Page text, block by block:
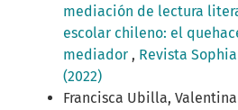
mediación de lectura
escolar chileno: el
mediador , Revista
(2022)
Francisca Ubilla,